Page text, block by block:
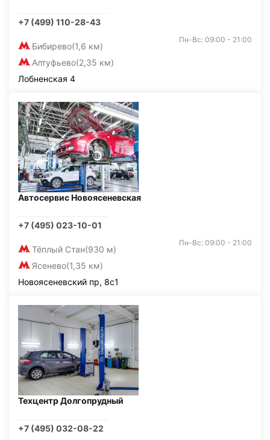
+7 (499) 110-28-43
Бибирево(1,6 км)
Алтуфьево(2,35 км)
Пн-Вс: 09:00 - 21:00
Лобненская 4
Автосервис Новоясеневская
+7 (495) 023-10-01
Тёплый Стан(930 м)
Ясенево(1,35 км)
Пн-Вс: 09:00 - 21:00
Новоясеневский пр, 8с1
Техцентр Долгопрудный
+7 (495) 032-08-22